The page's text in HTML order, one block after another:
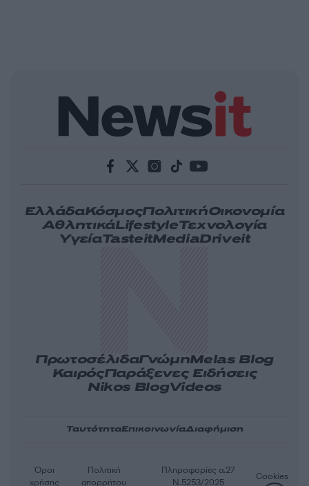
ΕλλάδαΚόσμοςΠολιτικήΟικονομία
ΑθλητικάLifestyleΤεχνολογία
ΥγείαTasteitMediaDriveit
ΠρωτοσέλιδαΓνώμηMelas Blog
ΚαιρόςΠαράξενες Ειδήσεις
Nikos BlogVideos
ΤαυτότηταΕπικοινωνίαΔιαφήμιση
Όροι
χρήσης
Πολιτική
απορρήτου
Πληροφορίες α.27
Ν.5253/2025
Cookies